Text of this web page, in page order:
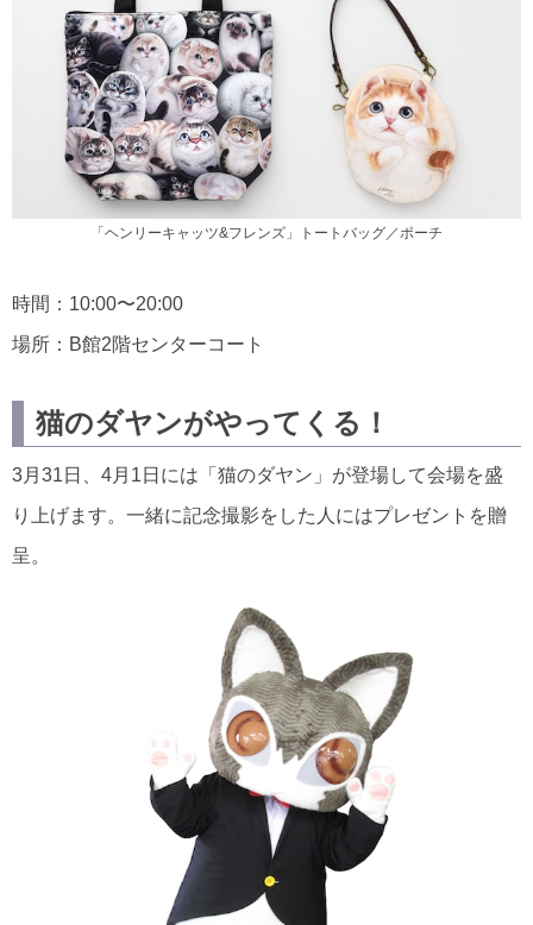
「ヘンリーキャッツ&フレンズ」トートバッグ／ポーチ
時間：10:00〜20:00
場所：B館2階センターコート
猫のダヤンがやってくる！
3月31日、4月1日には「猫のダヤン」が登場して会場を盛
り上げます。一緒に記念撮影をした人にはプレゼントを贈
呈。